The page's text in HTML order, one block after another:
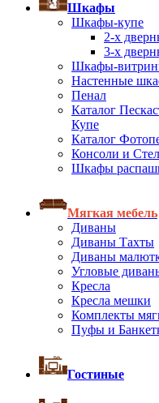
Шкафы
Шкафы-купе
2-х
3-х
Шкафы-
Настенные
Пенал
Каталог
Купе
Каталог
Консоли и
Шкафы
Мягкая мебель
Диваны
Диваны Тахты
Диваны
Угловые
Кресла
Кресла мешки
Комплекты
Пуфы и
Гостиные